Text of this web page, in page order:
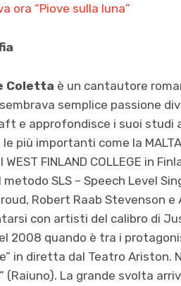
ora “Piove sulla luna”
Coletta è un cantautore
semplice passione
e approfondisce i suoi studi
più importanti come la MALTA
WEST FINLAND COLLEGE in
metodo SLS – Speech Level
Robert Raab Stevenson
con artisti del calibro di
2008 quando è tra i
in diretta dal Teatro Ariston.
(Raiuno). La grande svolta